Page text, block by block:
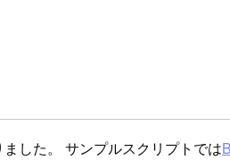
した。 サンプルスクリプトでは